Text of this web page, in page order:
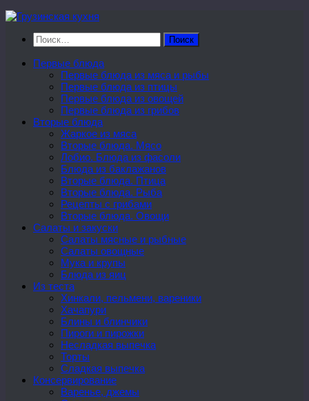
Перейти
содержимому
Найти:
Первые блюда
Первые блюда из мяса и рыбы
Первые блюда из птицы
Первые блюда из овощей
Первые блюда из грибов
Вторые блюда
Жаркое из мяса
Вторые блюда. Мясо
Лобио. Блюда из фасоли
Блюда из баклажанов
Вторые блюда. Птица
Вторые блюда. Рыба
Рецепты с грибами
Вторые блюда. Овощи
Салаты и закуски
Салаты мясные и рыбные
Салаты овощные
Мука и крупы
Блюда из яиц
Из теста
Хинкали, пельмени, вареники
Хачапури
Блины и блинчики
Пироги и пирожки
Несладкая выпечка
Торты
Сладкая выпечка
Консервирование
Варенье, джемы